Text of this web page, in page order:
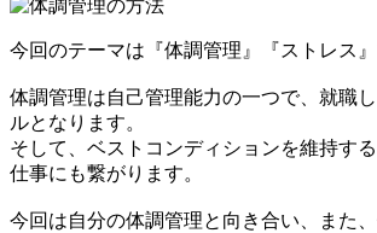
今回のテーマは『体調管理』『ストレス』
体調管理は自己管理能力の一つで、就職
ルとなります。
そして、ベストコンディションを維持す
仕事にも繋がります。
今回は自分の体調管理と向き合い、また